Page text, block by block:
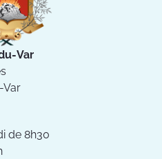
Var
Var
de 8h30